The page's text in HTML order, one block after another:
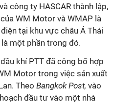
công ty HASCAR thành lập,
WM Motor và WMAP là
tại khu vực châu Á Thái
một phần trong đó.
khí PTT đã công bố hợp
Motor trong việc sản xuất
Theo Bangkok Post, vào
đầu tư vào một nhà